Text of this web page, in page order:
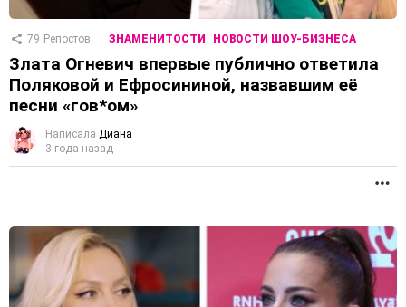
79 Репостов ЗНАМЕНИТОСТИ НОВОСТИ ШОУ-БИЗНЕСА
Злата Огневич впервые публично ответила
Поляковой и Ефросининой, назвавшим её
песни «гов*ом»
Написала Диана
3 года назад